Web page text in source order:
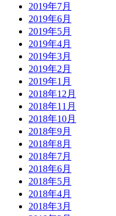
2019年7月
2019年6月
2019年5月
2019年4月
2019年3月
2019年2月
2019年1月
2018年12月
2018年11月
2018年10月
2018年9月
2018年8月
2018年7月
2018年6月
2018年5月
2018年4月
2018年3月